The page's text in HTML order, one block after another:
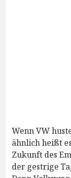
Wenn VW
ähnlich heißt
Zukunft des
der gestrige